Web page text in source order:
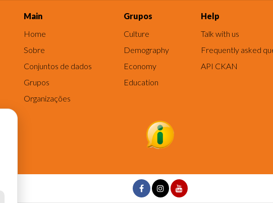
Main
Home
Sobre
Conjuntos de dados
Grupos
Organizações
Grupos
Culture
Demography
Economy
Education
Help
Talk with us
Frequently asked
API CKAN